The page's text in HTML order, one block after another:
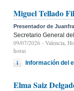
Miguel Tellado
Presentador de
Secretario General
09/07/2026 - Valencia,
horas
Información del
Elma Saiz